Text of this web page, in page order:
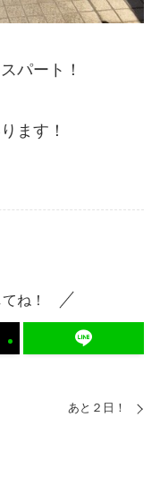
パート！
ます！
ね！
あと２日！